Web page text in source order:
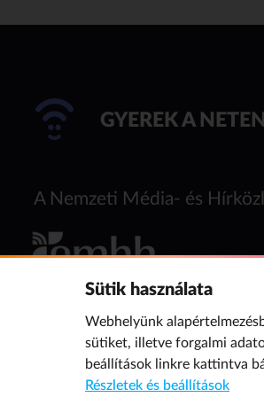
GYEREK A NETEN
A Nemzeti Média- és
Sütik használata
Webhelyünk
sütiket, illetve forgalmi
beállítások linkre kattintva
Részletek és beállítások